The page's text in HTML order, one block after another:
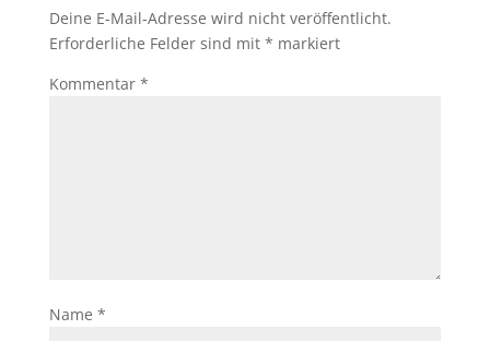
Deine E-Mail-Adresse wird nicht veröffentlicht.
Erforderliche Felder sind mit * markiert
Kommentar *
Name *